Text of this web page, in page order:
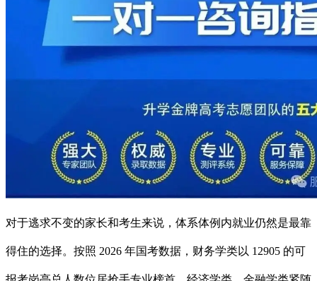
对于逃求不变的家长和考生来说，体系体例内就业仍然是最靠
得住的选择。按照 2026 年国考数据，财务学类以 12905 的可